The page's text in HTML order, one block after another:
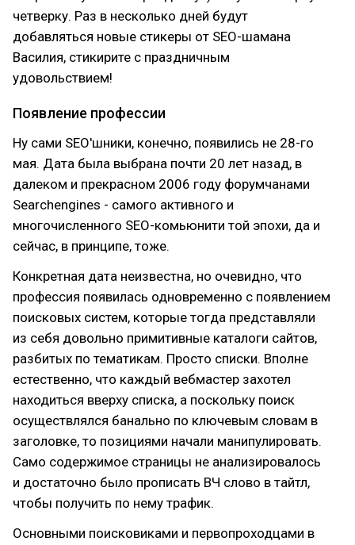
четверку. Раз в несколько дней будут
добавляться новые стикеры от SEO-шамана
Василия, стикирите с праздничным
удовольствием!
Появление профессии
Ну сами SEO'шники, конечно, появились не 28-го
мая. Дата была выбрана почти 20 лет назад, в
далеком и прекрасном 2006 году форумчанами
Searchengines - самого активного и
многочисленного SEO-комьюнити той эпохи, да и
сейчас, в принципе, тоже.
Конкретная дата неизвестна, но очевидно, что
профессия появилась одновременно с появлением
поисковых систем, которые тогда представляли
из себя довольно примитивные каталоги сайтов,
разбитых по тематикам. Просто списки. Вполне
естественно, что каждый вебмастер захотел
находиться вверху списка, а поскольку поиск
осуществлялся банально по ключевым словам в
заголовке, то позициями начали манипулировать.
Само содержимое страницы не анализировалось
и достаточно было прописать ВЧ слово в тайтл,
чтобы получить по нему трафик.
Основными поисковиками и первопроходцами в